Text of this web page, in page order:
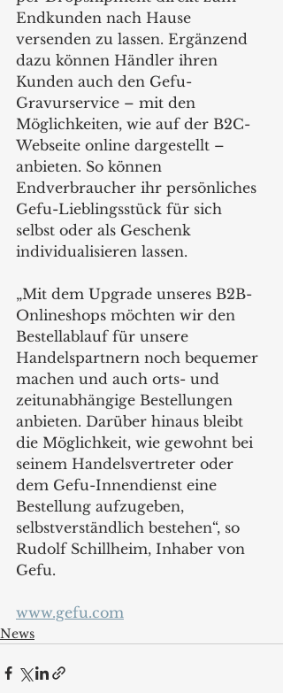
Endkunden nach Hause
versenden zu lassen. Ergänzend
dazu können Händler ihren
Kunden auch den Gefu-
Gravurservice – mit den
Möglichkeiten, wie auf der B2C-
Webseite online dargestellt –
anbieten. So können
Endverbraucher ihr persönliches
Gefu-Lieblingsstück für sich
selbst oder als Geschenk
individualisieren lassen.
„Mit dem Upgrade unseres B2B-
Onlineshops möchten wir den
Bestellablauf für unsere
Handelspartnern noch bequemer
machen und auch orts- und
zeitunabhängige Bestellungen
anbieten. Darüber hinaus bleibt
die Möglichkeit, wie gewohnt bei
seinem Handelsvertreter oder
dem Gefu-Innendienst eine
Bestellung aufzugeben,
selbstverständlich bestehen“, so
Rudolf Schillheim, Inhaber von
Gefu.
www.gefu.com
News